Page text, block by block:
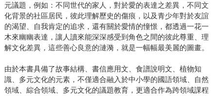
元議題，例如：不同世代的家人，對於愛的表達之差異，不同文
化背景的社區居民，彼此理解歷史的傷痕，以及青少年對於友誼
的渴望、自我肯定的追求，還有關於愛情的憧憬，都透過一花一
木來幽幽表達，讓人讀來能深深感受到角色之間的彼此尊重、理
解文化差異，這些善心良意的漣漪，就是一幅幅最美麗的圖畫。
由於本書具備了故事結構、書信應用文、食譜說明文、植物知
識、多元文化的元素，不僅適合融入於中小學的國語領域、自然
領域、綜合領域、多元文化的議題教育，更適合作為跨領域課程